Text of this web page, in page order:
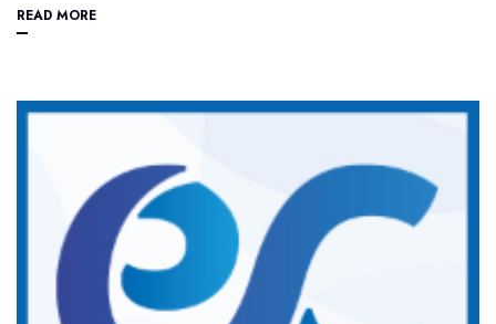
READ MORE